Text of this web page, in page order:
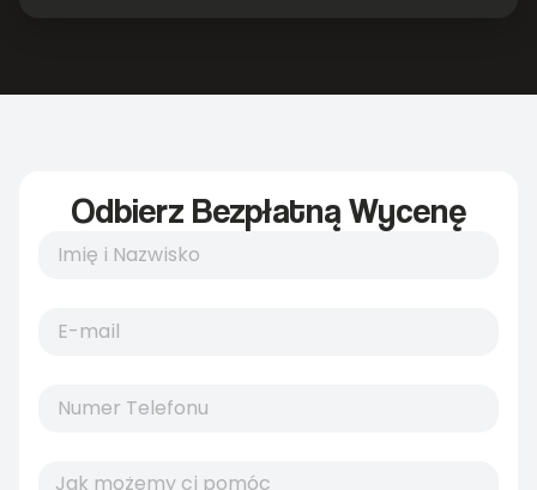
Odbierz Bezpłatną Wycenę